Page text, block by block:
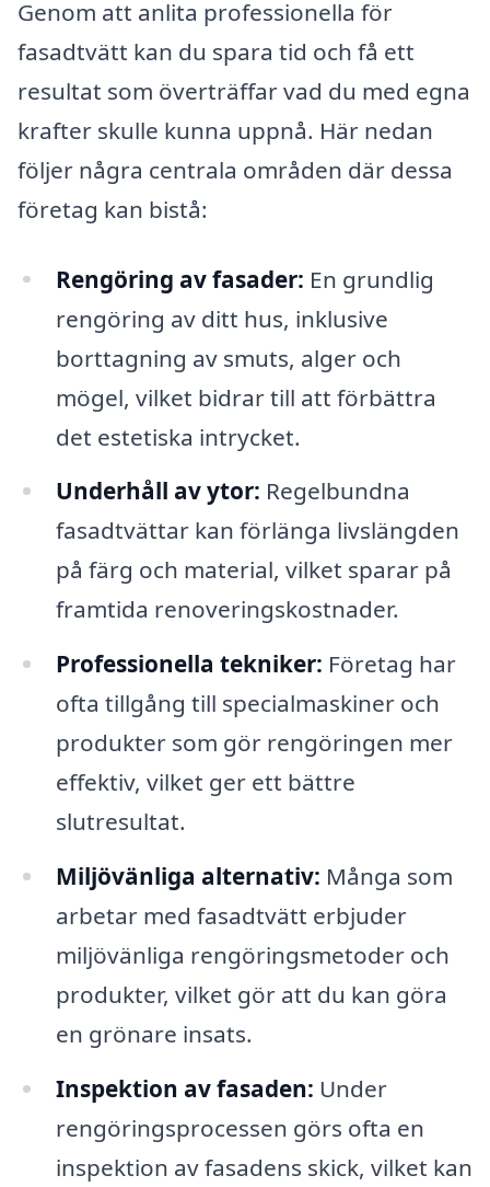
Genom att anlita professionella för
fasadtvätt kan du spara tid och få ett
resultat som överträffar vad du med egna
krafter skulle kunna uppnå. Här nedan
följer några centrala områden där dessa
företag kan bistå:
Rengöring av fasader: En grundlig
rengöring av ditt hus, inklusive
borttagning av smuts, alger och
mögel, vilket bidrar till att förbättra
det estetiska intrycket.
Underhåll av ytor: Regelbundna
fasadtvättar kan förlänga livslängden
på färg och material, vilket sparar på
framtida renoveringskostnader.
Professionella tekniker: Företag har
ofta tillgång till specialmaskiner och
produkter som gör rengöringen mer
effektiv, vilket ger ett bättre
slutresultat.
Miljövänliga alternativ: Många som
arbetar med fasadtvätt erbjuder
miljövänliga rengöringsmetoder och
produkter, vilket gör att du kan göra
en grönare insats.
Inspektion av fasaden: Under
rengöringsprocessen görs ofta en
inspektion av fasadens skick, vilket kan